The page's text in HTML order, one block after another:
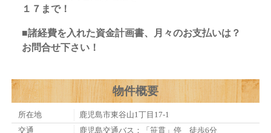
１７まで！
■諸経費を入れた資金計画書、月々のお支払いは？
お問合せ下さい！
物件概要
所在地
鹿児島市東谷山1丁目17-1
交通
鹿児島交通バス：「笹貫」停 徒歩6分